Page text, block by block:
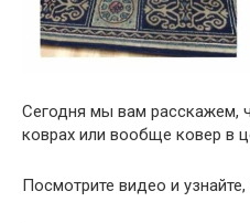
Сегодня мы вам расскажем,
коврах или вообще ковер в
Посмотрите видео и